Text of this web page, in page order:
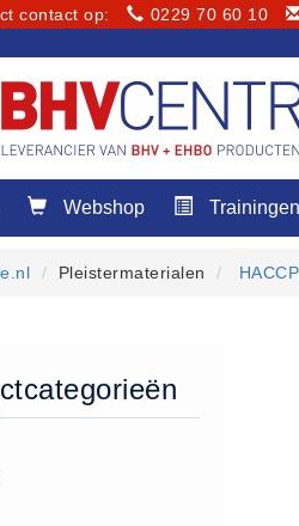
contact op: 0229 70 60 10
Webshop Trainingen
Pleistermaterialen